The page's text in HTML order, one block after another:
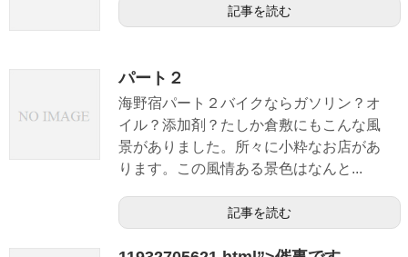
記事を読む
パート２
海野宿パート２バイクならガソリン？オ
イル？添加剤？たしか倉敷にもこんな風
景がありました。所々に小粋なお店があ
ります。この風情ある景色はなんと...
記事を読む